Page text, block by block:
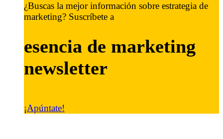
¿Buscas la mejor información sobre estrategia de
marketing? Suscríbete a
esencia de marketing
newsletter
¡Apúntate!